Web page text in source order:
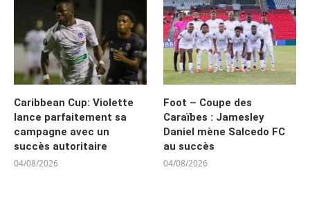
Caribbean Cup: Violette
lance parfaitement sa
campagne avec un
succès autoritaire
04/08/2026
Foot – Coupe des
Caraïbes : Jamesley
Daniel mène Salcedo FC
au succès
04/08/2026